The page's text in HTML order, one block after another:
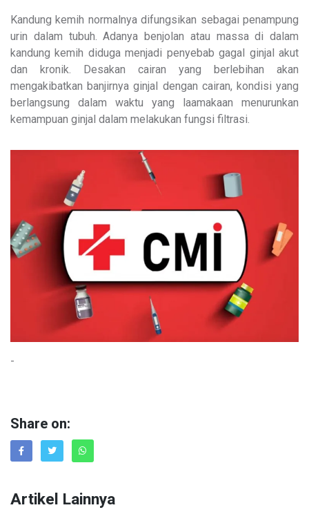
Kandung kemih normalnya difungsikan sebagai penampung
urin dalam tubuh. Adanya benjolan atau massa di dalam
kandung kemih diduga menjadi penyebab gagal ginjal akut
dan kronik. Desakan cairan yang berlebihan akan
mengakibatkan banjirnya ginjal dengan cairan, kondisi yang
berlangsung dalam waktu yang laamakaan menurunkan
kemampuan ginjal dalam melakukan fungsi filtrasi.
-
Share on:
Artikel Lainnya